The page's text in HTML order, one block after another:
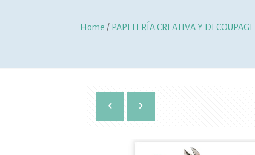
Home / PAPELERÍA CREATIVA Y DECOUPAGE